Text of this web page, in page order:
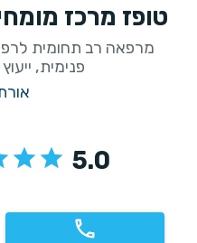
טופז מרכז
מרפאה רב תחומית
פנימית,
5.0